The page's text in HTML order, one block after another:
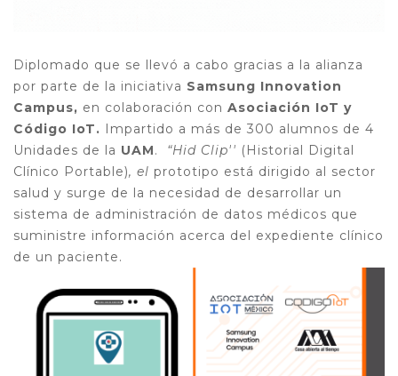
Diplomado que se llevó a cabo gracias a la alianza
por parte de la iniciativa Samsung Innovation
Campus, en colaboración con Asociación IoT y
Código IoT. Impartido a más de 300 alumnos de 4
Unidades de la UAM. “Hid Clip'' (Historial Digital
Clínico Portable), el prototipo está dirigido al sector
salud y surge de la necesidad de desarrollar un
sistema de administración de datos médicos que
suministre información acerca del expediente clínico
de un paciente.